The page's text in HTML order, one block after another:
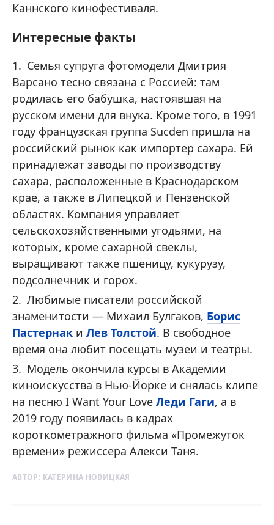
Каннского кинофестиваля.
Интересные факты
Семья супруга фотомодели Дмитрия
Варсано тесно связана с Россией: там
родилась его бабушка, настоявшая на
русском имени для внука. Кроме того, в 1991
году французская группа Sucden пришла на
российский рынок как импортер сахара. Ей
принадлежат заводы по производству
сахара, расположенные в Краснодарском
крае, а также в Липецкой и Пензенской
областях. Компания управляет
сельскохозяйственными угодьями, на
которых, кроме сахарной свеклы,
выращивают также пшеницу, кукурузу,
подсолнечник и горох.
Любимые писатели российской
знаменитости — Михаил Булгаков, Борис
Пастернак и Лев Толстой. В свободное
время она любит посещать музеи и театры.
Модель окончила курсы в Академии
киноискусства в Нью-Йорке и снялась клипе
на песню I Want Your Love Леди Гаги, а в
2019 году появилась в кадрах
короткометражного фильма «Промежуток
времени» режиссера Алекси Таня.
АВТОР: КАТЕРИНА НОВИЦКАЯ